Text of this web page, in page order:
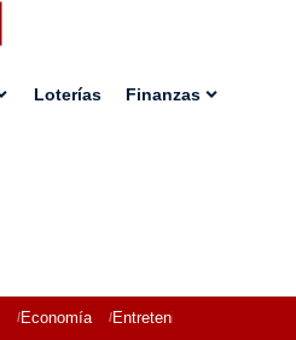
Loterías Finanzas
Economía Entretenimiento